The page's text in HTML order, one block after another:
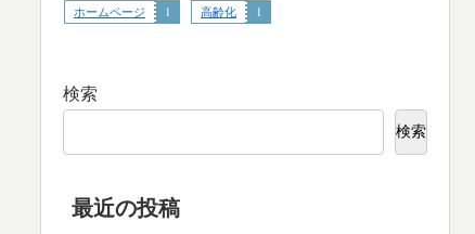
ホームページ 1 高齢化 1
検索
検索
最近の投稿